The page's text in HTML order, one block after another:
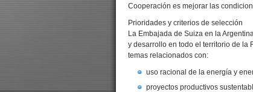
Cooperación es mejorar las
Prioridades y criterios de selección
La Embajada de Suiza en la
y desarrollo en todo el territorio de la
temas relacionados con:
uso racional de la energía y
proyectos productivos